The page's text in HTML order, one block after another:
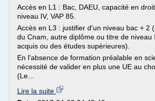
Accès en L1 : Bac, DAEU, capacité en
niveau IV, VAP 85.
Accès en L3 : justifier d'un niveau bac + 2
du Cnam, autre diplôme ou titre de niveau
acquis ou des études supérieures).
En l'absence de formation préalable en
nécessité de valider en plus une UE au
(Le...
Lire la suite